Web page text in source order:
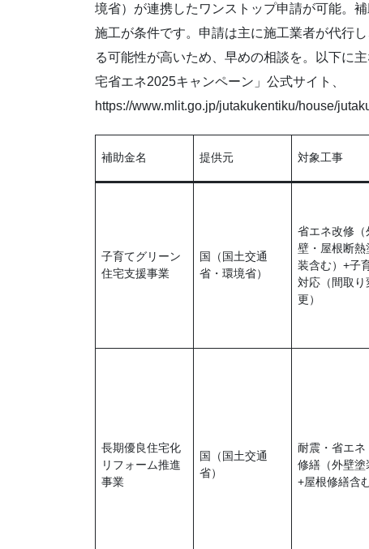
境省）が連携したワンストップ申請が可能。
施工が条件です。申請は主に施工業者が代行
る可能性が高いため、早めの相談を。以下に
宅省エネ2025キャンペーン」公式サイト、
https://www.mlit.go.jp/jutakukentiku/house/
補助金名 提供元 対象工事
子育てグリーン
住宅支援事業
国（国土交通
省・環境省）
省エネ改修（
壁・屋根断熱
装含む）+子
対応（間取り
更）
長期優良住宅化
リフォーム推進
事業
国（国土交通
省）
耐震・省エネ
修繕（外壁塗
+屋根修繕含む